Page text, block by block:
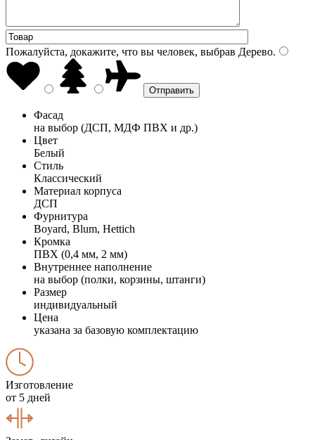
Пожалуйста, докажите, что вы человек, выбрав Дерево.
Фасад
на выбор (ДСП, МДФ ПВХ и др.)
Цвет
Белый
Стиль
Классический
Материал корпуса
ДСП
Фурнитура
Boyard, Blum, Hettich
Кромка
ПВХ (0,4 мм, 2 мм)
Внутреннее наполнение
на выбор (полки, корзины, штанги)
Размер
индивидуальный
Цена
указана за базовую комплектацию
Изготовление
от 5 дней